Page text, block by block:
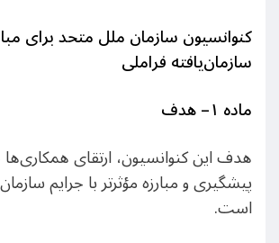
کنوانسیون سازمان ملل متحد برای
سازمان‌یافته فراملی
ماده ١ –هدف
هدف این کنوانسیون، ارتقای
پیشگیری و مبارزه مؤثرتر با جرایم
است.